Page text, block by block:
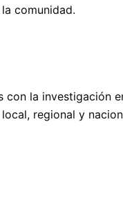
comunidad.
la investigación
regional y